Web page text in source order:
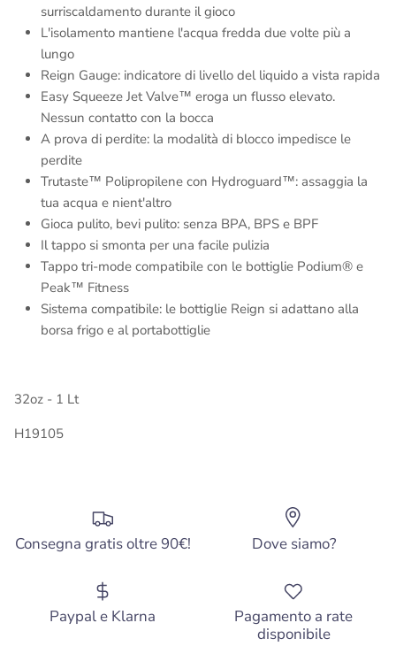
surriscaldamento durante il gioco
L'isolamento mantiene l'acqua fredda due volte più a
lungo
Reign Gauge: indicatore di livello del liquido a vista rapida
Easy Squeeze Jet Valve™ eroga un flusso elevato.
Nessun contatto con la bocca
A prova di perdite: la modalità di blocco impedisce le
perdite
Trutaste™ Polipropilene con Hydroguard™: assaggia la
tua acqua e nient'altro
Gioca pulito, bevi pulito: senza BPA, BPS e BPF
Il tappo si smonta per una facile pulizia
Tappo tri-mode compatibile con le bottiglie Podium® e
Peak™ Fitness
Sistema compatibile: le bottiglie Reign si adattano alla
borsa frigo e al portabottiglie
32oz - 1 Lt
H19105
Consegna gratis oltre 90€! Dove siamo?
Paypal e Klarna
Pagamento a rate
disponibile